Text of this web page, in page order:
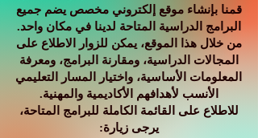
قمنا بإنشاء موقع إلكتروني مخصص يضم جميع
البرامج الدراسية المتاحة لدينا في مكان واحد.
من خلال هذا الموقع، يمكن للزوار الاطلاع على
المجالات الدراسية، ومقارنة البرامج، ومعرفة
المعلومات الأساسية، واختيار المسار التعليمي
الأنسب لأهدافهم الأكاديمية والمهنية.
للاطلاع على القائمة الكاملة للبرامج المتاحة،
يرجى زيارة: